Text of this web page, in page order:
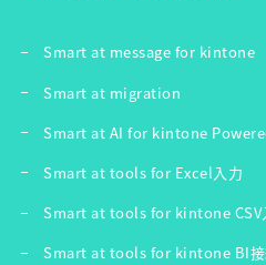
Smart at message for kintone
Smart at migration
Smart at AI for kintone
Smart at tools for Excel入力
Smart at tools for kintone CSV
Smart at tools for kintone BI